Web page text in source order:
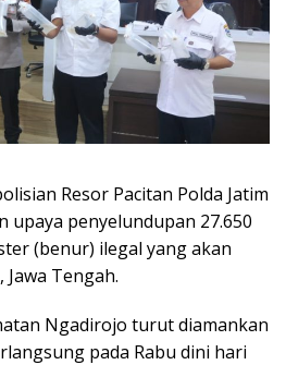
Resor Pacitan Polda Jatim
upaya penyelundupan 27.650
(benur) ilegal yang akan
Tengah.
Ngadirojo turut diamankan
pada Rabu dini hari